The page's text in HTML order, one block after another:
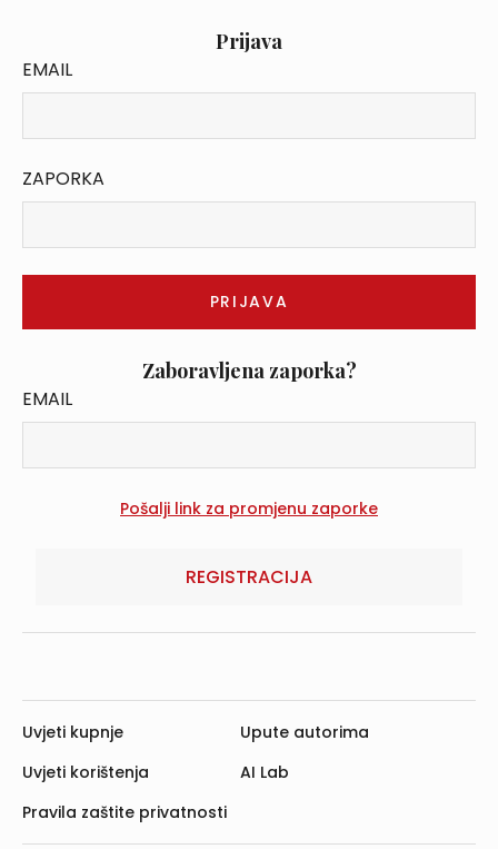
Prijava
EMAIL
ZAPORKA
Zaboravljena zaporka?
EMAIL
REGISTRACIJA
Uvjeti kupnje
Uvjeti korištenja
Pravila zaštite privatnosti
Upute autorima
AI Lab